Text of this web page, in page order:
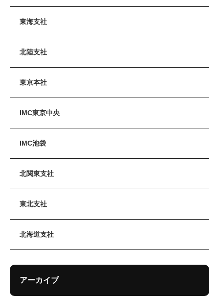
東海支社
北陸支社
東京本社
IMC東京中央
IMC池袋
北関東支社
東北支社
北海道支社
アーカイブ